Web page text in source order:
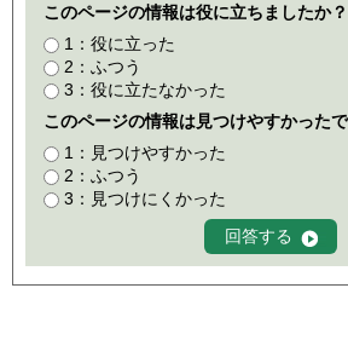
このページの情報は役に立ちましたか？
1：役に立った
2：ふつう
3：役に立たなかった
このページの情報は見つけやすかった
1：見つけやすかった
2：ふつう
3：見つけにくかった